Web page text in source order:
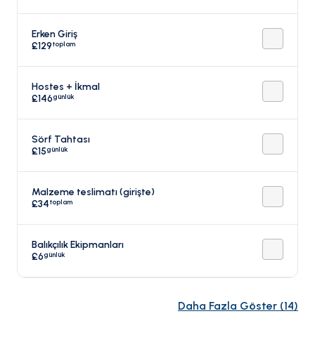
Erken Giriş
£129toplam
Hostes + İkmal
£146günlük
Sörf Tahtası
£15günlük
Malzeme teslimatı (girişte)
£34toplam
Balıkçılık Ekipmanları
£6günlük
Daha Fazla Göster (14)